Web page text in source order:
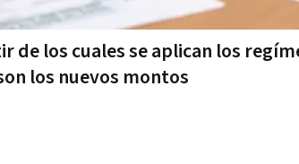
de los cuales se aplican los
los nuevos montos